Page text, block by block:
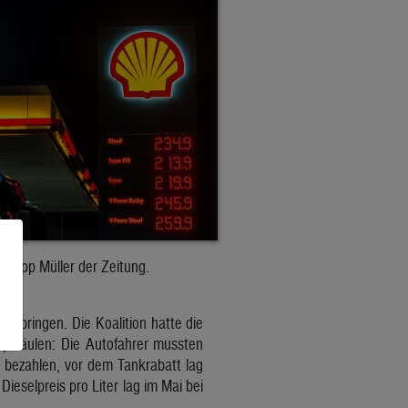
Müller der Zeitung.
bringen. Die Koalition hatte die
Die Autofahrer mussten
vor dem Tankrabatt lag
pro Liter lag im Mai bei